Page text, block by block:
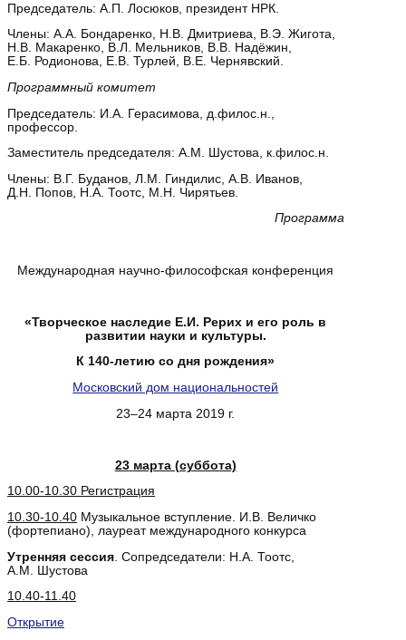
Председатель: А.П. Лосюков, президент НРК.
Члены: А.А. Бондаренко, Н.В. Дмитриева, В.Э. Жигота,
Н.В. Макаренко, В.Л. Мельников, В.В. Надёжин,
Е.Б. Родионова, Е.В. Турлей, В.Е. Чернявский.
Программный комитет
Председатель: И.А. Герасимова, д.филос.н.,
профессор.
Заместитель председателя: А.М. Шустова, к.филос.н.
Члены: В.Г. Буданов, Л.М. Гиндилис, А.В. Иванов,
Д.Н. Попов, Н.А. Тоотс, М.Н. Чирятьев.
Программа
Международная научно-философская конференция
«Творческое наследие Е.И. Рерих и его роль в
развитии науки и культуры.
К 140-летию со дня рождения»
Московский дом национальностей
23–24 марта 2019 г.
23 марта (суббота)
10.00-10.30 Регистрация
10.30-10.40 Музыкальное вступление. И.В. Величко
(фортепиано), лауреат международного конкурса
Утренняя сессия . Сопредседатели: Н.А. Тоотс,
А.М. Шустова
10.40-11.40
Открытие